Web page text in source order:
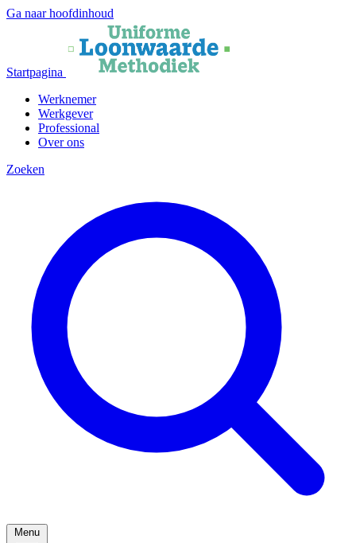
Ga naar hoofdinhoud
Startpagina
Werknemer
Werkgever
Professional
Over ons
Zoeken
Menu